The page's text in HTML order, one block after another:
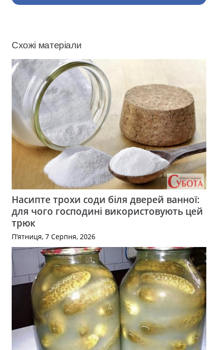
Схожі матеріали
Насипте трохи соди біля дверей ванної:
для чого господині використовують цей
трюк
П’ятниця, 7 Серпня, 2026